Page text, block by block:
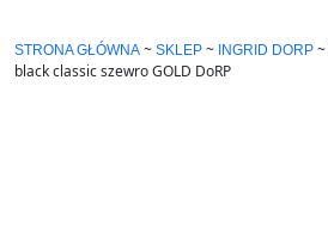
STRONA GŁÓWNA ~ SKLEP ~ INGRID DORP ~
black classic szewro GOLD DoRP